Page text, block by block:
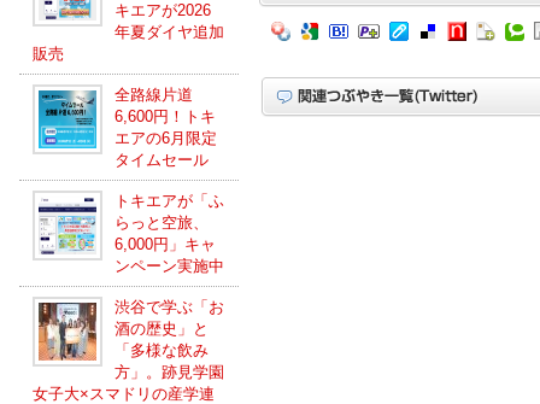
キエアが2026
年夏ダイヤ追加
販売
全路線片道
6,600円！トキ
エアの6月限定
タイムセール
トキエアが「ふ
らっと空旅、
6,000円」キャ
ンペーン実施中
渋谷で学ぶ「お
酒の歴史」と
「多様な飲み
方」。跡見学園
女子大×スマドリの産学連